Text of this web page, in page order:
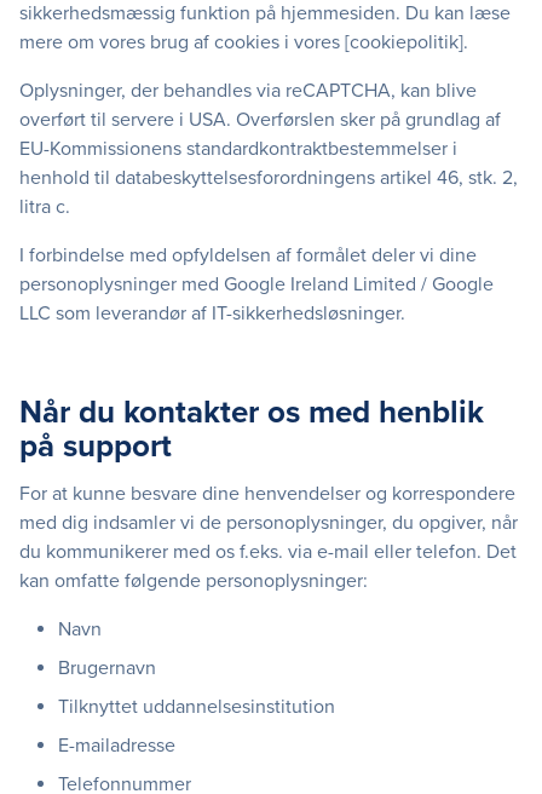
sikkerhedsmæssig funktion på hjemmesiden. Du kan læse
mere om vores brug af cookies i vores [cookiepolitik].
Oplysninger, der behandles via reCAPTCHA, kan blive
overført til servere i USA. Overførslen sker på grundlag af
EU-Kommissionens standardkontraktbestemmelser i
henhold til databeskyttelsesforordningens artikel 46, stk. 2,
litra c.
I forbindelse med opfyldelsen af formålet deler vi dine
personoplysninger med Google Ireland Limited / Google
LLC som leverandør af IT-sikkerhedsløsninger.
Når du kontakter os med henblik
på support
For at kunne besvare dine henvendelser og korrespondere
med dig indsamler vi de personoplysninger, du opgiver, når
du kommunikerer med os f.eks. via e-mail eller telefon. Det
kan omfatte følgende personoplysninger:
Navn
Brugernavn
Tilknyttet uddannelsesinstitution
E-mailadresse
Telefonnummer